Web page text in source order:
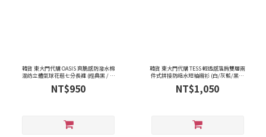
韓貨 東大門代購 OASIS 爽脆感防潑水棉
混紡立體氣球花苞七分長褲 (經典黑 / 溫
柔米 / 復古深灰)
NT$950
韓貨 東大門代購 TESS 輕透感落肩雙層兩
件式拼接防縮水短袖襯衫 (白/灰藍/黑）
付有內襯背心
NT$1,050